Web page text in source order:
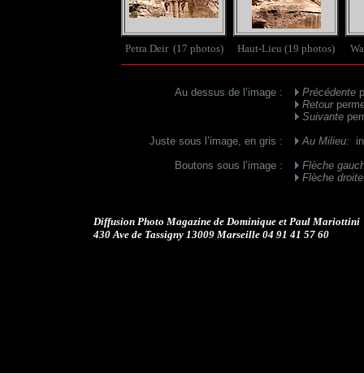
Petra Deir (17 photos) Haut-Lieu (19 photos)
Au dessus de l’image : Précédente
Retour
Suivante
Juste sous l’image, en gris :
Au Milieu:
Boutonssous l’image :
Flèche
Flèche droite
Diffusion Photo Magazine de Dominique et Paul Mariottini
430 Ave de Tassigny 13009 Marseille 04 91 41 57 60